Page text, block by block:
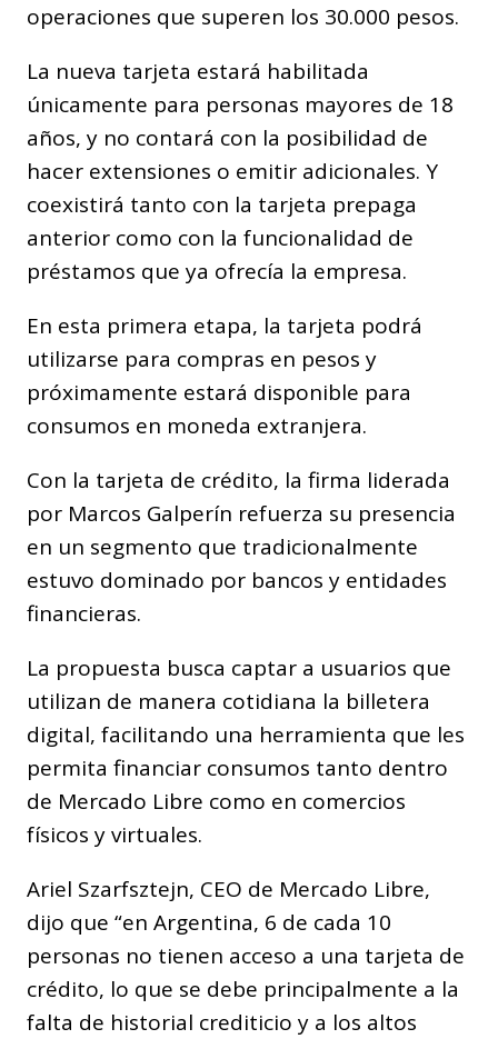
operaciones que superen los 30.000 pesos.
La nueva tarjeta estará habilitada
únicamente para personas mayores de 18
años, y no contará con la posibilidad de
hacer extensiones o emitir adicionales. Y
coexistirá tanto con la tarjeta prepaga
anterior como con la funcionalidad de
préstamos que ya ofrecía la empresa.
En esta primera etapa, la tarjeta podrá
utilizarse para compras en pesos y
próximamente estará disponible para
consumos en moneda extranjera.
Con la tarjeta de crédito, la firma liderada
por Marcos Galperín refuerza su presencia
en un segmento que tradicionalmente
estuvo dominado por bancos y entidades
financieras.
La propuesta busca captar a usuarios que
utilizan de manera cotidiana la billetera
digital, facilitando una herramienta que les
permita financiar consumos tanto dentro
de Mercado Libre como en comercios
físicos y virtuales.
Ariel Szarfsztejn, CEO de Mercado Libre,
dijo que “en Argentina, 6 de cada 10
personas no tienen acceso a una tarjeta de
crédito, lo que se debe principalmente a la
falta de historial crediticio y a los altos